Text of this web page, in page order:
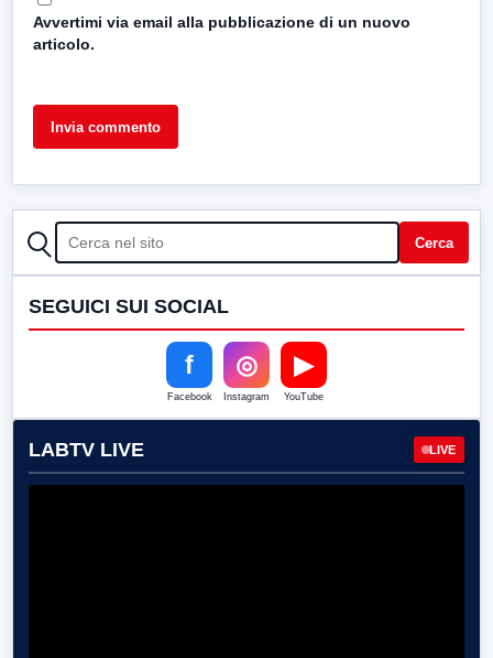
Avvertimi via email alla pubblicazione di un nuovo
articolo.
CERCA Cerca
SEGUICI SUI SOCIAL
f
Facebook
◎
Instagram
▶
YouTube
LABTV LIVE LIVE